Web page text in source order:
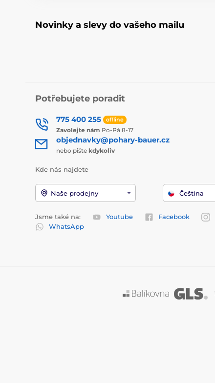
Novinky a slevy do vašeho mailu
Potřebujete poradit
775 400 255 offline
Zavolejte nám Po-Pá 8-17
objednavky@pohary-bauer.cz
nebo pište kdykoliv
Kde nás najdete
Naše prodejny Čeština
Jsme také na: Youtube Facebook
WhatsApp